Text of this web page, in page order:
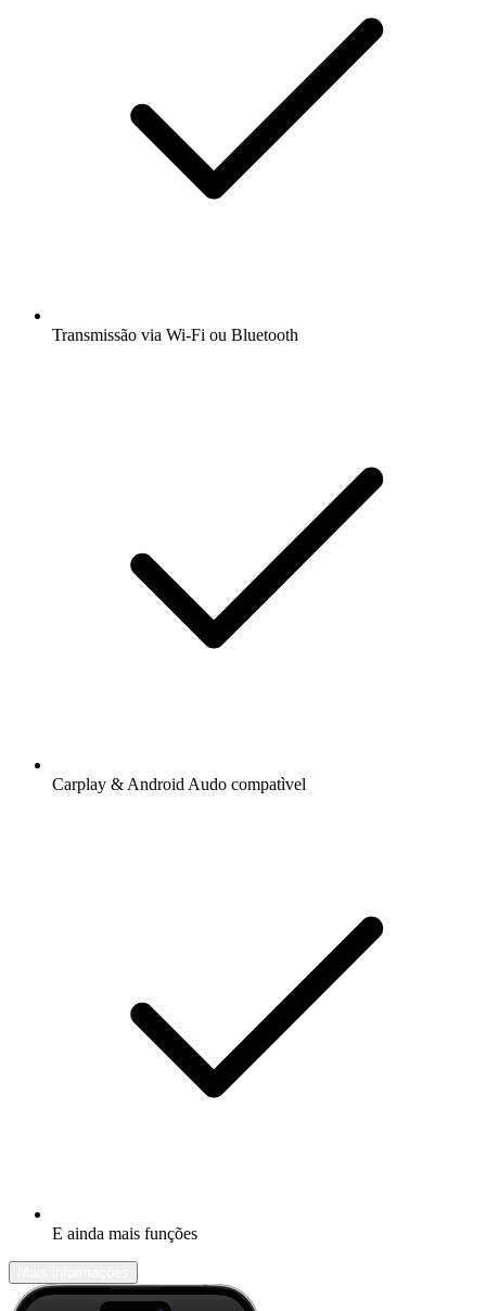
Transmissão via Wi-Fi ou Bluetooth
Carplay & Android Audo compatìvel
E ainda mais funções